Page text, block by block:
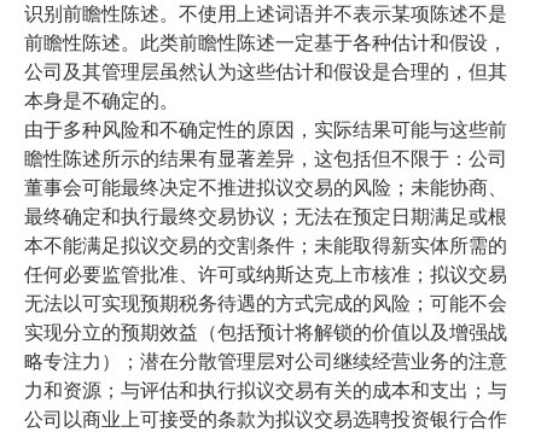
识别前瞻性陈述。不使用上述词语并不表示某项陈述不是
前瞻性陈述。此类前瞻性陈述一定基于各种估计和假设，
公司及其管理层虽然认为这些估计和假设是合理的，但其
本身是不确定的。
由于多种风险和不确定性的原因，实际结果可能与这些前
瞻性陈述所示的结果有显著差异，这包括但不限于：公司
董事会可能最终决定不推进拟议交易的风险；未能协商、
最终确定和执行最终交易协议；无法在预定日期满足或根
本不能满足拟议交易的交割条件；未能取得新实体所需的
任何必要监管批准、许可或纳斯达克上市核准；拟议交易
无法以可实现预期税务待遇的方式完成的风险；可能不会
实现分立的预期效益（包括预计将解锁的价值以及增强战
略专注力）；潜在分散管理层对公司继续经营业务的注意
力和资源；与评估和执行拟议交易有关的成本和支出；与
公司以商业上可接受的条款为拟议交易选聘投资银行合作